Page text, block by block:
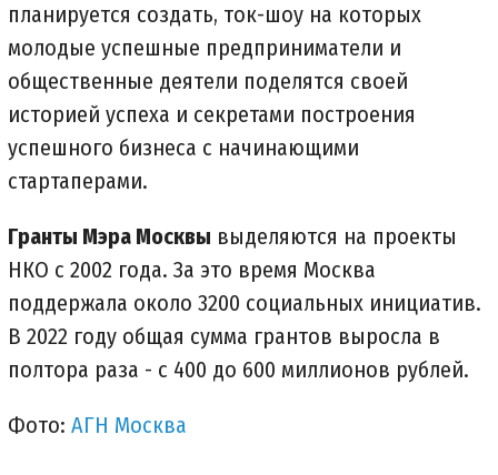
планируется создать, ток-шоу на которых
молодые успешные предприниматели и
общественные деятели поделятся своей
историей успеха и секретами построения
успешного бизнеса с начинающими
стартаперами.
Гранты Мэра Москвы выделяются на проекты
НКО с 2002 года. За это время Москва
поддержала около 3200 социальных инициатив.
В 2022 году общая сумма грантов выросла в
полтора раза - с 400 до 600 миллионов рублей.
Фото: АГН Москва